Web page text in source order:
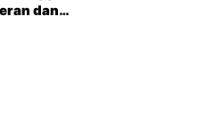
dan
Kamu